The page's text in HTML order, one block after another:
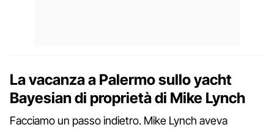
La vacanza a Palermo sullo yacht
Bayesian di proprietà di Mike Lynch
Facciamo un passo indietro. Mike Lynch aveva